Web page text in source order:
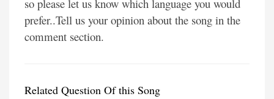
so please let us know which language you would
prefer..Tell us your opinion about the song in the
comment section.
Related Question Of this Song